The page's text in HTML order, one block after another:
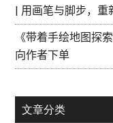
| 用画笔与脚步，重
《带着手绘地图探
向作者下单
文章分类